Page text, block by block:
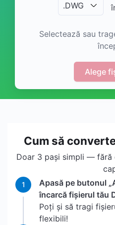
.DWG
Selectează sau
Alege
Cum să
Doar 3 pași simpli — fără
1
Apasă pe butonul
încarcă fișierul tău
Poți și să tragi
flexibili!